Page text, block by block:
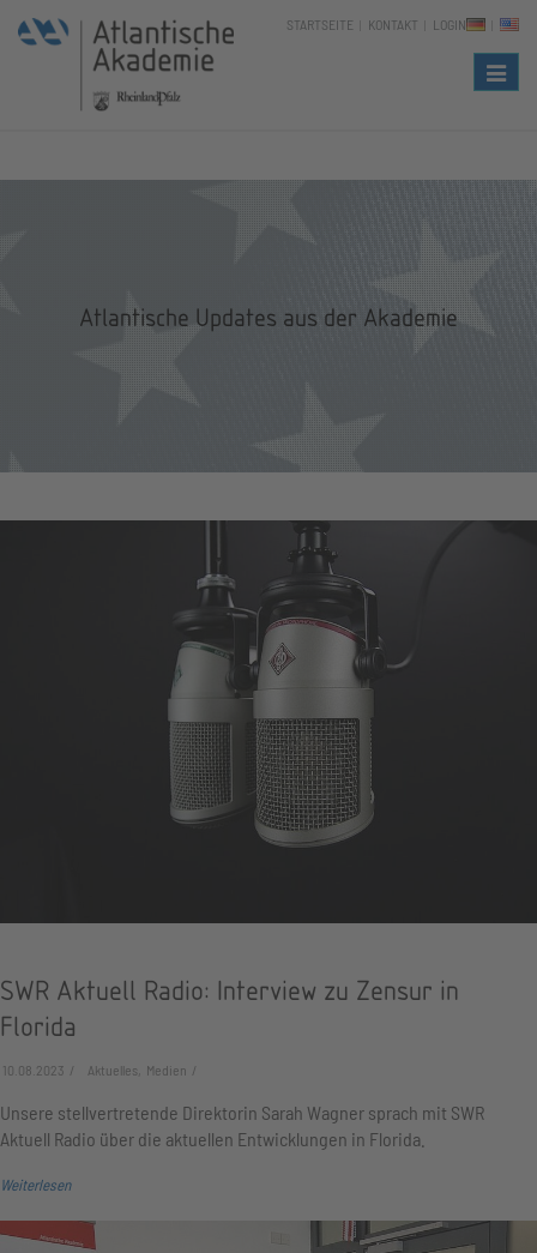
STARTSEITE KONTAKT LOGIN
Atlantische Updates aus der Akademie
SWR Aktuell Radio: Interview zu Zensur in
Florida
10.08.2023 Aktuelles, Medien
Unsere stellvertretende Direktorin Sarah Wagner sprach mit SWR
Aktuell Radio über die aktuellen Entwicklungen in Florida.
Weiterlesen